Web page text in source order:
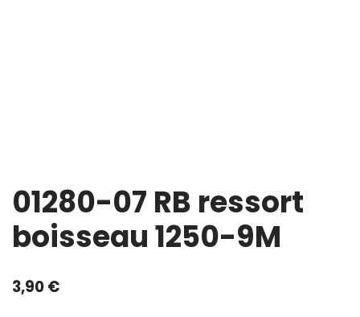
01280-07 RB ressort
boisseau 1250-9M
3,90€